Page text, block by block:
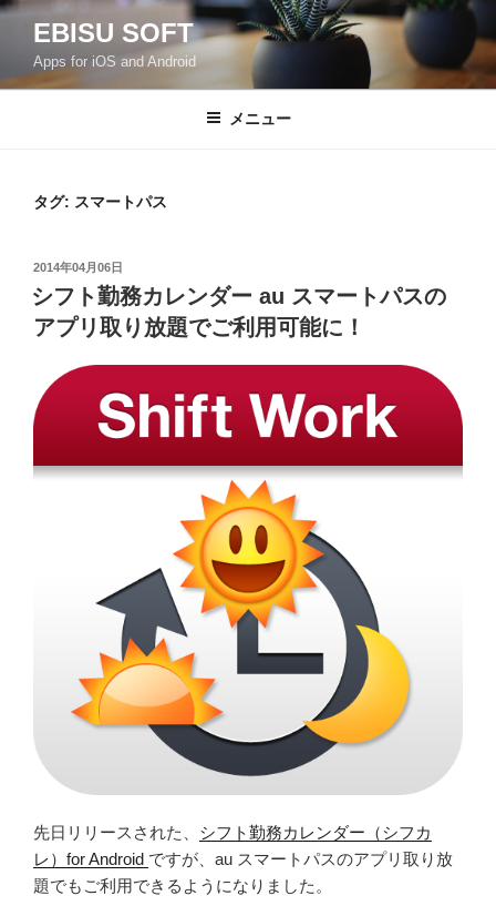
コ
ン
EBISU SOFT
Apps for iOS and Android
メニュー
タグ: スマートパス
投
稿
日:
2014年04月06日
シフト勤務カレンダー au スマートパスの
アプリ取り放題でご利用可能に！
先日リリースされた、 シフト勤務カレンダー（シフカ
レ）for Android ですが、au スマートパスのアプリ取り放
題でもご利用できるようになりました。